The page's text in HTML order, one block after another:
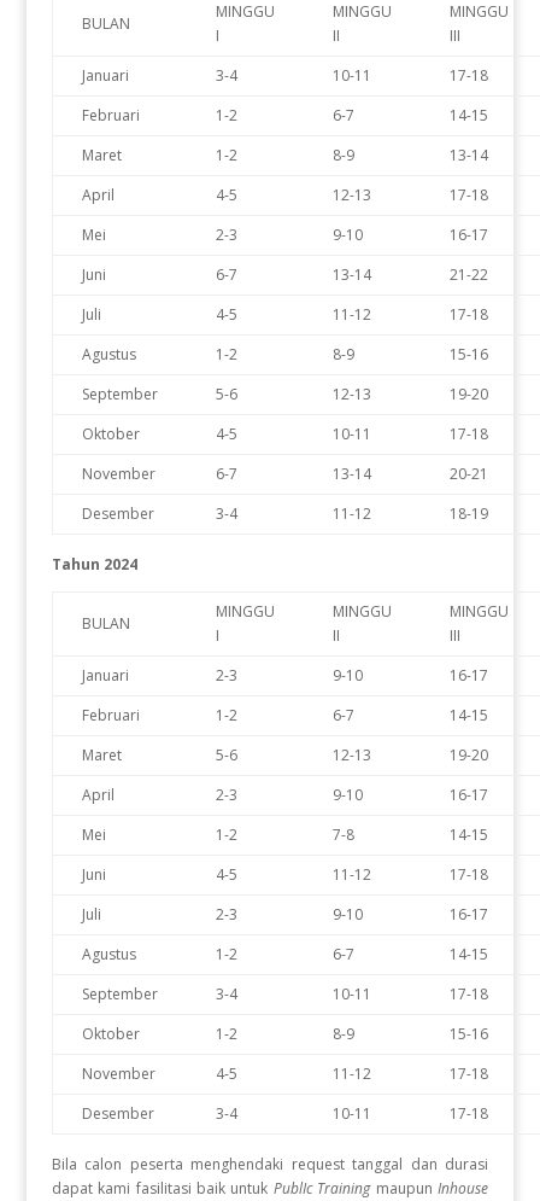
BULAN
MINGGU
I
MINGGU
II
MINGGU
III
Januari
3-4 10-11
17-18
Februari
1-2 6-7
14-15
Maret
1-2 8-9
13-14
April
4-5 12-13
17-18
Mei
2-3 9-10
16-17
Juni
6-7 13-14
21-22
Juli
4-5 11-12
17-18
Agustus
1-2 8-9
15-16
September
5-6 12-13
19-20
Oktober
4-5 10-11
17-18
November
6-7 13-14
20-21
Desember
3-4 11-12 18-19
Tahun 2024
BULAN
MINGGU
I
MINGGU
II
MINGGU
III
Januari
2-3 9-10
16-17
Februari
1-2 6-7
14-15
Maret
5-6 12-13
19-20
April
2-3 9-10
16-17
Mei
1-2 7-8
14-15
Juni
4-5 11-12
17-18
Juli
2-3 9-10
16-17
Agustus
1-2 6-7
14-15
September
3-4 10-11
17-18
Oktober
1-2 8-9
15-16
November
4-5 11-12
17-18
Desember
3-4 10-11 17-18
Bila calon peserta menghendaki request tanggal dan durasi
dapat kami fasilitasi baik untuk PublIc TrainingmaupunInhouse